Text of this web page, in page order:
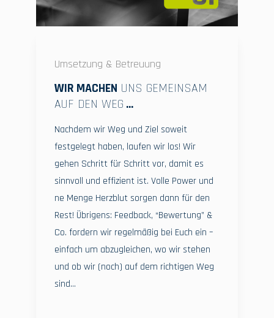
Umsetzung & Betreuung
WIR MACHEN UNS GEMEINSAM
AUF DEN WEG ...
Nachdem wir Weg und Ziel soweit
festgelegt haben, laufen wir los! Wir
gehen Schritt für Schritt vor, damit es
sinnvoll und effizient ist. Volle Power und
ne Menge Herzblut sorgen dann für den
Rest! Übrigens: Feedback, “Bewertung” &
Co. fordern wir regelmäßig bei Euch ein –
einfach um abzugleichen, wo wir stehen
und ob wir (noch) auf dem richtigen Weg
sind…